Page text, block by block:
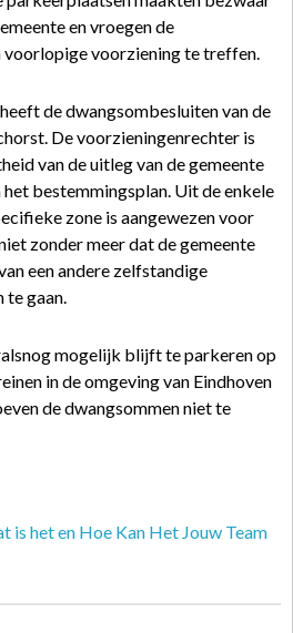
en vroegen de
voorlopige voorziening te treffen.
de dwangsombesluiten van de
De voorzieningenrechter is
van de uitleg van de gemeente
bestemmingsplan. Uit de enkele
zone is aangewezen voor
zonder meer dat de gemeente
een andere zelfstandige
te gaan.
mogelijk blijft te parkeren op
in de omgeving van Eindhoven
de dwangsommen niet te
is het en Hoe Kan Het Jouw Team